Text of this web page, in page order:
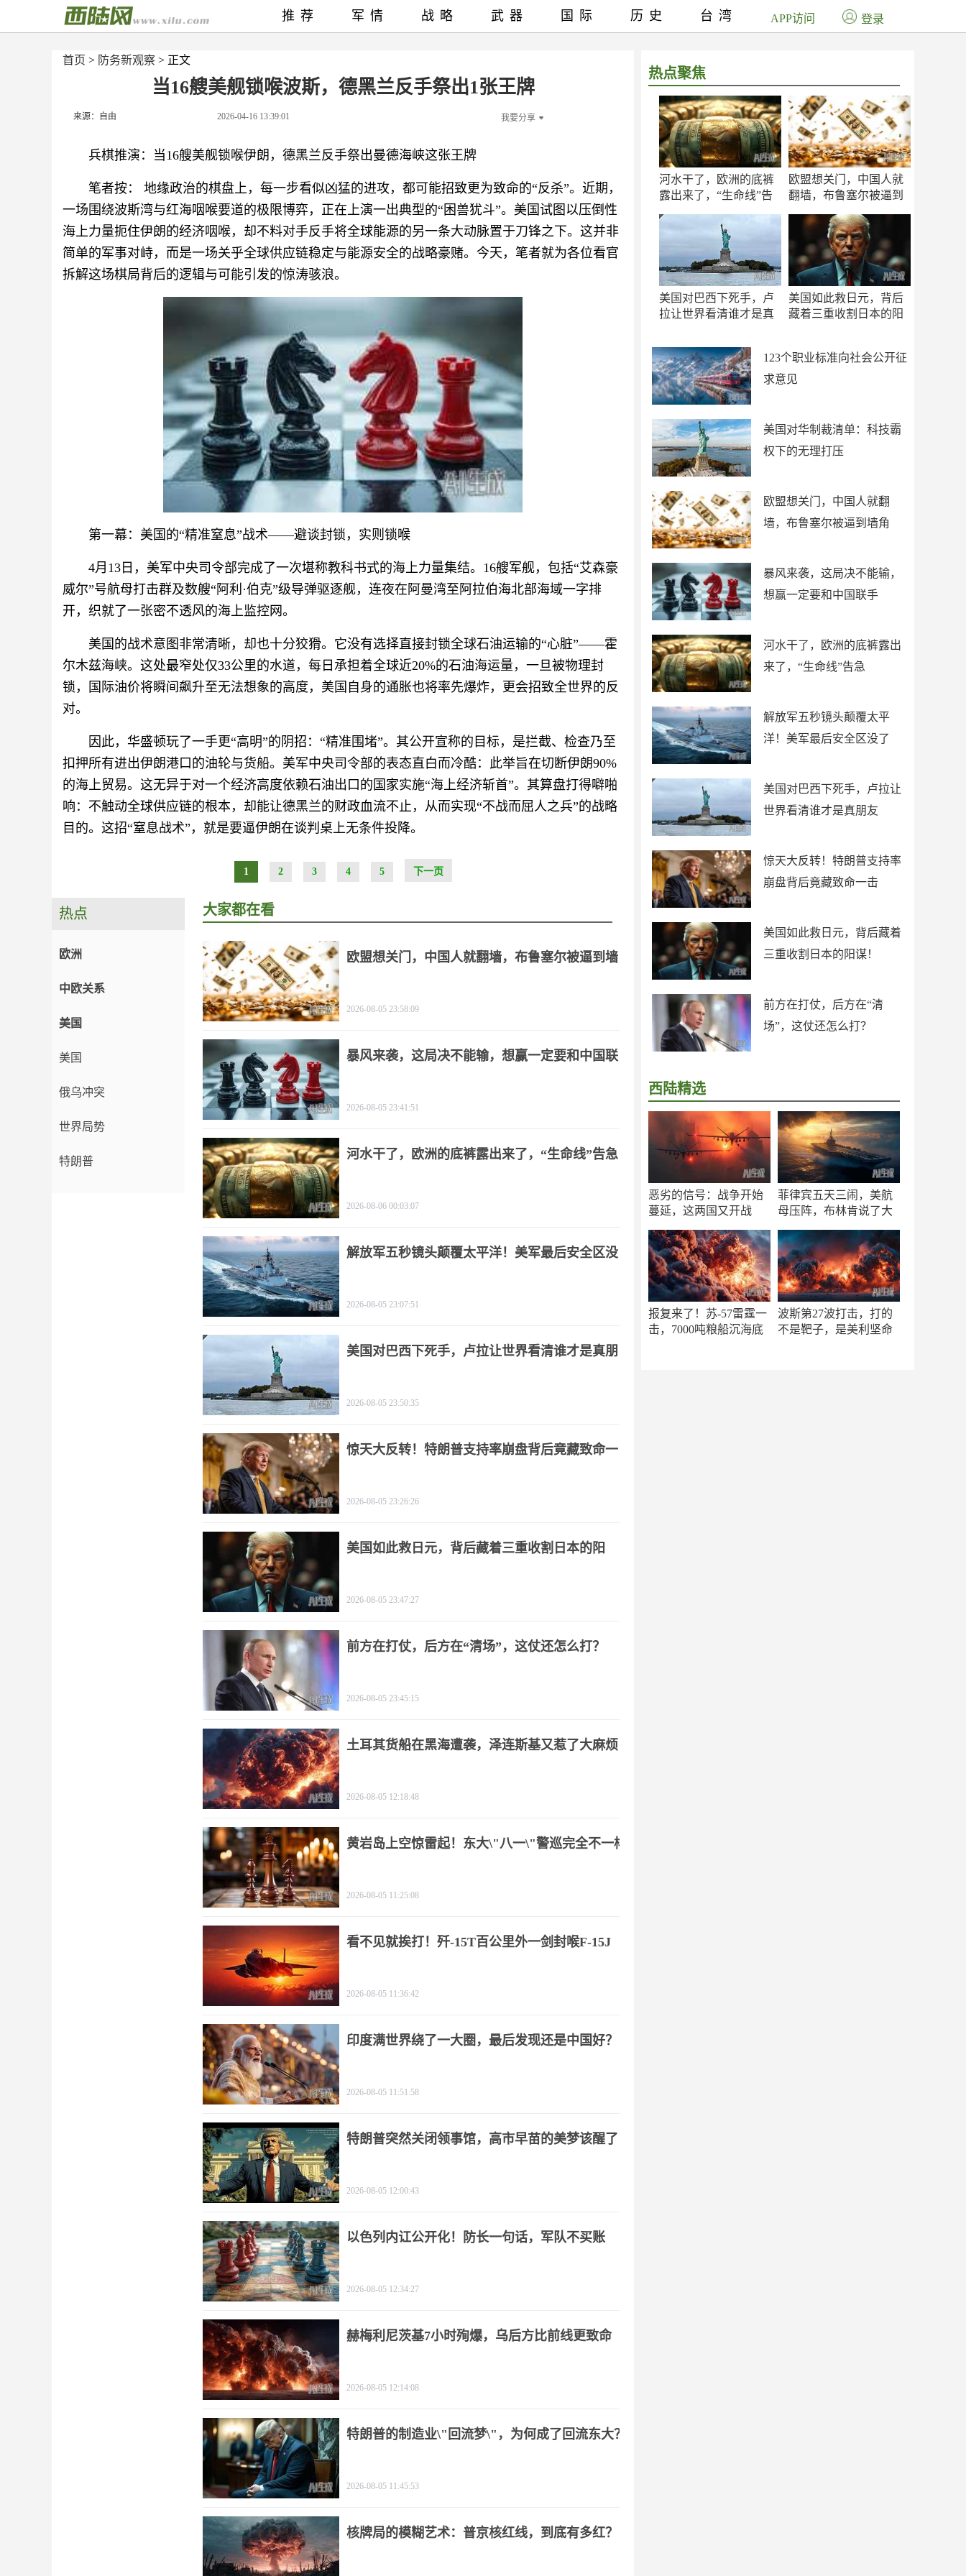
首页 > 防务新观察 > 正文
当16艘美舰锁喉波斯，德黑兰反手祭出1张王牌
来源：自由 2026-04-16 13:39:01 我要分享
兵棋推演：当16艘美舰锁喉伊朗，德黑兰反手祭出曼德海峡这张王牌
笔者按： 地缘政治的棋盘上，每一步看似凶猛的进攻，都可能招致更为致命的“反杀”。近期，
一场围绕波斯湾与红海咽喉要道的极限博弈，正在上演一出典型的“困兽犹斗”。美国试图以压倒性
海上力量扼住伊朗的经济咽喉，却不料对手反手将全球能源的另一条大动脉置于刀锋之下。这并非
简单的军事对峙，而是一场关乎全球供应链稳定与能源安全的战略豪赌。今天，笔者就为各位看官
拆解这场棋局背后的逻辑与可能引发的惊涛骇浪。
第一幕：美国的“精准窒息”战术——避谈封锁，实则锁喉
4月13日，美军中央司令部完成了一次堪称教科书式的海上力量集结。16艘军舰，包括“艾森豪
威尔”号航母打击群及数艘“阿利·伯克”级导弹驱逐舰，连夜在阿曼湾至阿拉伯海北部海域一字排
开，织就了一张密不透风的海上监控网。
美国的战术意图非常清晰，却也十分狡猾。它没有选择直接封锁全球石油运输的“心脏”——霍
尔木兹海峡。这处最窄处仅33公里的水道，每日承担着全球近20%的石油海运量，一旦被物理封
锁，国际油价将瞬间飙升至无法想象的高度，美国自身的通胀也将率先爆炸，更会招致全世界的反
对。
因此，华盛顿玩了一手更“高明”的阴招：‍“精准围堵”‍。其公开宣称的目标，是拦截、检查乃至
扣押所有进出伊朗港口的油轮与货船。美军中央司令部的表态直白而冷酷：此举旨在切断伊朗90%
的海上贸易。这无异于对一个经济高度依赖石油出口的国家实施“海上经济斩首”。其算盘打得噼啪
响：不触动全球供应链的根本，却能让德黑兰的财政血流不止，从而实现“不战而屈人之兵”的战略
目的。这招“窒息战术”，就是要逼伊朗在谈判桌上无条件投降。
1 2 3 4 5 下一页
热点聚焦
河水干了，欧洲的底裤
露出来了，“生命线”告
欧盟想关门，中国人就
翻墙，布鲁塞尔被逼到
美国对巴西下死手，卢
拉让世界看清谁才是真
美国如此救日元，背后
藏着三重收割日本的阳
123个职业标准向社会公开征
求意见
美国对华制裁清单：科技霸
权下的无理打压
欧盟想关门，中国人就翻
墙，布鲁塞尔被逼到墙角
暴风来袭，这局决不能输，
想赢一定要和中国联手
河水干了，欧洲的底裤露出
来了，“生命线”告急
解放军五秒镜头颠覆太平
洋！美军最后安全区没了
美国对巴西下死手，卢拉让
世界看清谁才是真朋友
惊天大反转！特朗普支持率
崩盘背后竟藏致命一击
美国如此救日元，背后藏着
三重收割日本的阳谋！
前方在打仗，后方在“清
场”，这仗还怎么打？
西陆精选
恶劣的信号：战争开始
蔓延，这两国又开战
菲律宾五天三闹，美航
母压阵，布林肯说了大
报复来了！苏-57雷霆一
击，7000吨粮船沉海底
波斯第27波打击，打的
不是靶子，是美利坚命
推荐 军情 战略 武器 国际 历史 台湾 APP访问 登录
热点
欧洲
中欧关系
美国
美国
俄乌冲突
世界局势
特朗普
大家都在看
欧盟想关门，中国人就翻墙，布鲁塞尔被逼到墙
2026-08-05 23:58:09
暴风来袭，这局决不能输，想赢一定要和中国联
2026-08-05 23:41:51
河水干了，欧洲的底裤露出来了，“生命线”告急
2026-08-06 00:03:07
解放军五秒镜头颠覆太平洋！美军最后安全区没
2026-08-05 23:07:51
美国对巴西下死手，卢拉让世界看清谁才是真朋
2026-08-05 23:50:35
惊天大反转！特朗普支持率崩盘背后竟藏致命一
2026-08-05 23:26:26
美国如此救日元，背后藏着三重收割日本的阳
2026-08-05 23:47:27
前方在打仗，后方在“清场”，这仗还怎么打？
2026-08-05 23:45:15
土耳其货船在黑海遭袭，泽连斯基又惹了大麻烦
2026-08-05 12:18:48
黄岩岛上空惊雷起！东大\"八一\"警巡完全不一样
2026-08-05 11:25:08
看不见就挨打！歼-15T百公里外一剑封喉F-15J
2026-08-05 11:36:42
印度满世界绕了一大圈，最后发现还是中国好？
2026-08-05 11:51:58
特朗普突然关闭领事馆，高市早苗的美梦该醒了
2026-08-05 12:00:43
以色列内讧公开化！防长一句话，军队不买账
2026-08-05 12:34:27
赫梅利尼茨基7小时殉爆，乌后方比前线更致命
2026-08-05 12:14:08
特朗普的制造业\"回流梦\"，为何成了回流东大？
2026-08-05 11:45:53
核牌局的模糊艺术：普京核红线，到底有多红？